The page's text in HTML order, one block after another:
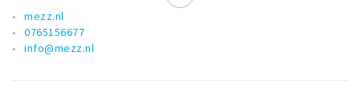
mezz.nl
0765156677
info@mezz.nl